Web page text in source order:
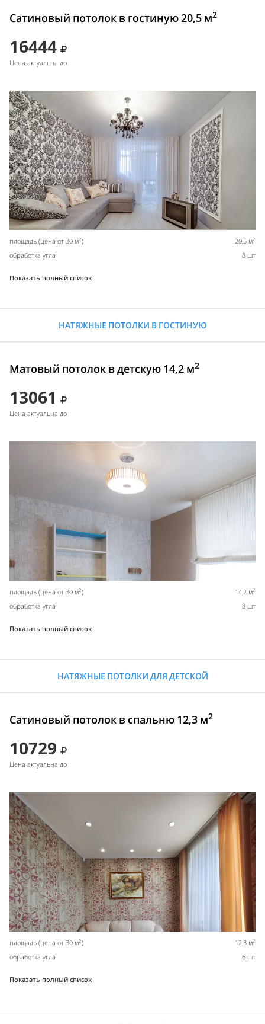
Сатиновый потолок в гостиную 20,5 м2
16444
Цена актуальна до
площадь (цена от 30 м2) 20,5 м2
обработка угла 8 шт
Показать полный список
НАТЯЖНЫЕ ПОТОЛКИ В ГОСТИНУЮ
Матовый потолок в детскую 14,2 м2
13061
Цена актуальна до
площадь (цена от 30 м2) 14,2 м2
обработка угла 8 шт
Показать полный список
НАТЯЖНЫЕ ПОТОЛКИ ДЛЯ ДЕТСКОЙ
Сатиновый потолок в спальню 12,3 м2
10729
Цена актуальна до
площадь (цена от 30 м2) 12,3 м2
обработка угла 6 шт
Показать полный список